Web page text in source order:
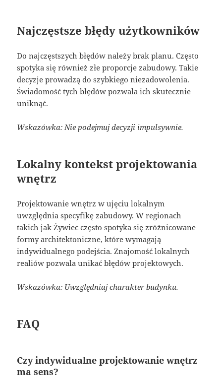
Najczęstsze błędy użytkowników
Do najczęstszych błędów należy brak planu. Często
spotyka się również złe proporcje zabudowy. Takie
decyzje prowadzą do szybkiego niezadowolenia.
Świadomość tych błędów pozwala ich skutecznie
uniknąć.
Wskazówka: Nie podejmuj decyzji impulsywnie.
Lokalny kontekst projektowania
wnętrz
Projektowanie wnętrz w ujęciu lokalnym
uwzględnia specyfikę zabudowy. W regionach
takich jak Żywiec często spotyka się zróżnicowane
formy architektoniczne, które wymagają
indywidualnego podejścia. Znajomość lokalnych
realiów pozwala unikać błędów projektowych.
Wskazówka: Uwzględniaj charakter budynku.
FAQ
Czy indywidualne projektowanie wnętrz
ma sens?